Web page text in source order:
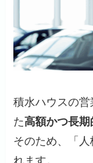
積水ハウスの
た高額かつ長
そのため、「
れます。